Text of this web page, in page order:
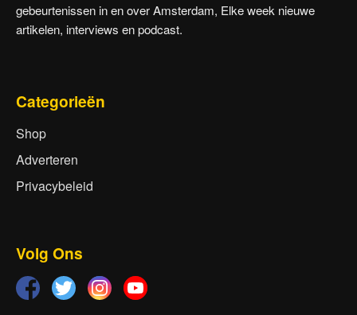
gebeurtenissen in en over Amsterdam, Elke week nieuwe
artikelen, interviews en podcast.
Categorieën
Shop
Adverteren
Privacybeleid
Volg Ons